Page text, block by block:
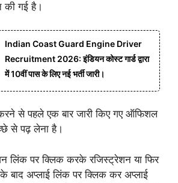
की गई है।
Indian Coast Guard Engine Driver
Recruitment 2026: इंडियन कोस्ट गार्ड द्वारा
में 10वीं पास के लिए नई भर्ती जारी।
से पहले एक बार जारी किए गए ऑफिशल
से पढ़ लेना है।
लिंक पर क्लिक करके रजिस्ट्रेशन या फिर
बाद अप्लाई लिंक पर क्लिक कर अप्लाई